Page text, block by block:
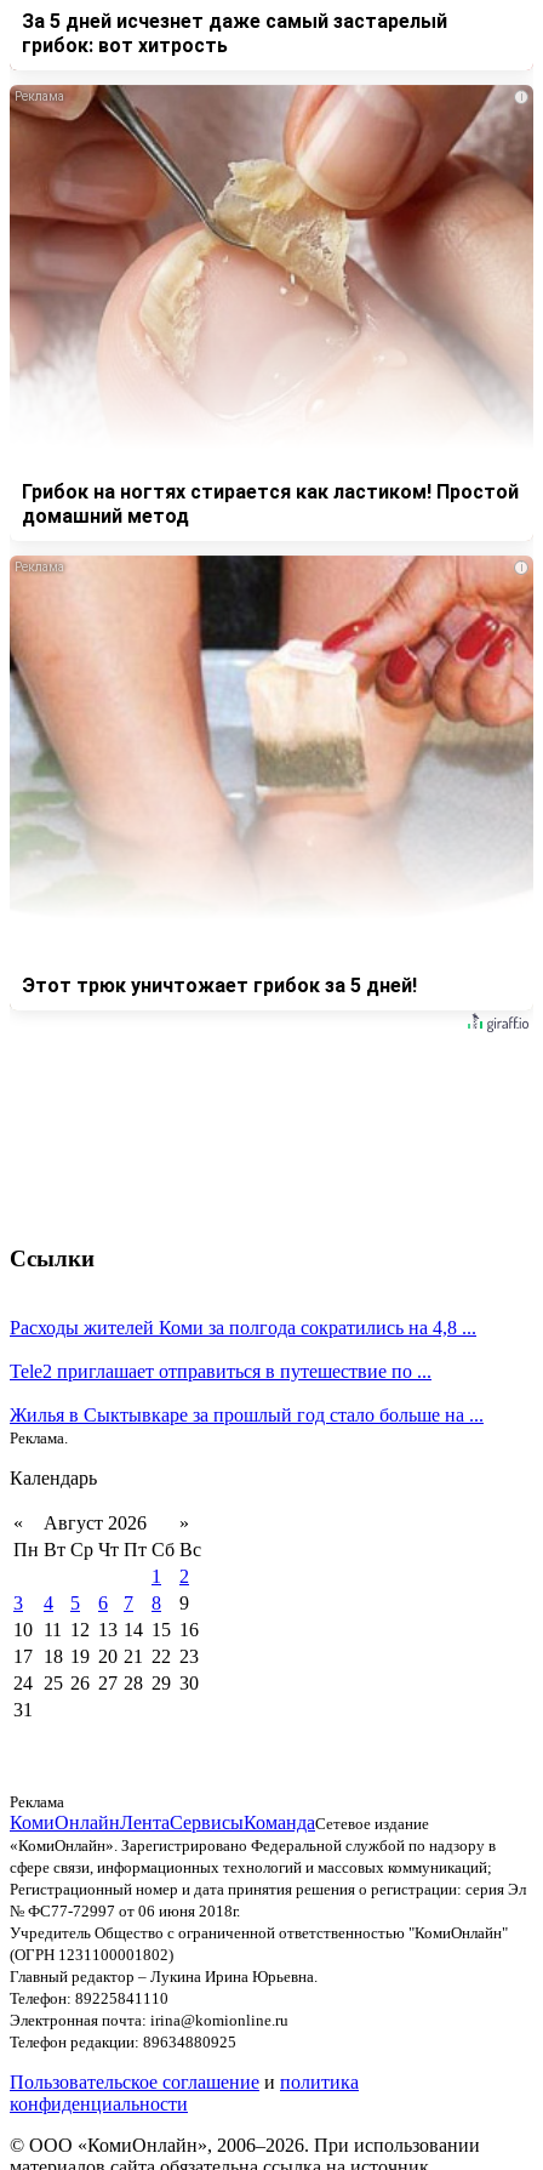
За 5 дней исчезнет даже самый застарелый
грибок: вот хитрость
i
Грибок на ногтях стирается как ластиком! Простой
домашний метод
i
Этот трюк уничтожает грибок за 5 дней!
Ссылки
Расходы жителей Коми за полгода сократились на 4,8 ...
Tele2 приглашает отправиться в путешествие по ...
Жилья в Сыктывкаре за прошлый год стало больше на ...
Реклама.
Календарь
« Август 2026
»
Пн Вт Ср Чт Пт Сб Вс
1
2
3
4 5 6 7 8
9
10 11 12 13 14 15 16
17 18 19 20 21 22 23
24 25 26 27 28 29 30
31
Реклама
КомиОнлайнЛентаСервисыКомандаСетевое издание
«КомиОнлайн». Зарегистрировано Федеральной службой по надзору в
сфере связи, информационных технологий и массовых коммуникаций;
Регистрационный номер и дата принятия решения о регистрации: серия Эл
№ ФС77-72997 от 06 июня 2018г.
Учредитель Общество с ограниченной ответственностью "КомиОнлайн"
(ОГРН 1231100001802)
Главный редактор – Лукина Ирина Юрьевна.
Телефон: 89225841110
Электронная почта: irina@komionline.ru
Телефон редакции: 89634880925
Пользовательское соглашение и политика
конфиденциальности
© ООО «КомиОнлайн», 2006–2026. При использовании